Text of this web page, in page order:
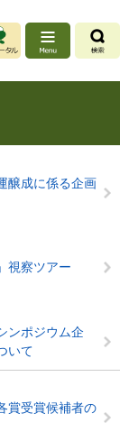
醸成に係る企画
視察ツアー
ンポジウム企
いて
賞受賞候補者の